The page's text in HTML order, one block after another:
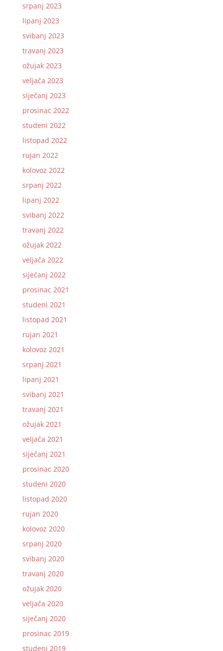
srpanj 2023
lipanj 2023
svibanj 2023
travanj 2023
ožujak 2023
veljača 2023
siječanj 2023
prosinac 2022
studeni 2022
listopad 2022
rujan 2022
kolovoz 2022
srpanj 2022
lipanj 2022
svibanj 2022
travanj 2022
ožujak 2022
veljača 2022
siječanj 2022
prosinac 2021
studeni 2021
listopad 2021
rujan 2021
kolovoz 2021
srpanj 2021
lipanj 2021
svibanj 2021
travanj 2021
ožujak 2021
veljača 2021
siječanj 2021
prosinac 2020
studeni 2020
listopad 2020
rujan 2020
kolovoz 2020
srpanj 2020
svibanj 2020
travanj 2020
ožujak 2020
veljača 2020
siječanj 2020
prosinac 2019
studeni 2019